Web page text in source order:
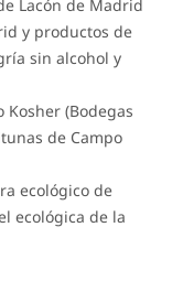
Lacón de Madrid
y productos de
sin alcohol y
Kosher (Bodegas
de Campo
ecológico de
ecológica de la